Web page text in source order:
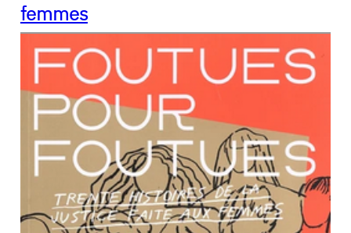
femmes